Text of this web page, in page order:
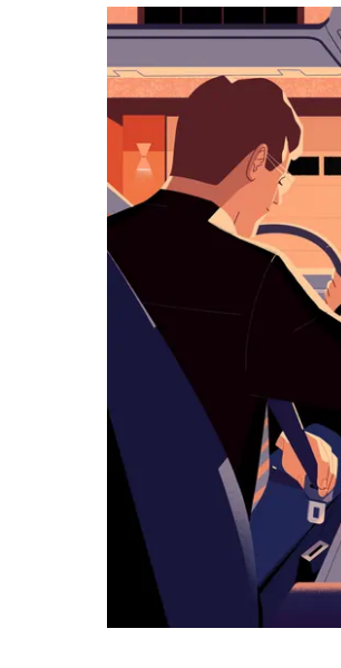
выбрать
дату.
закрыть
календарь,
нажмите
Esc.